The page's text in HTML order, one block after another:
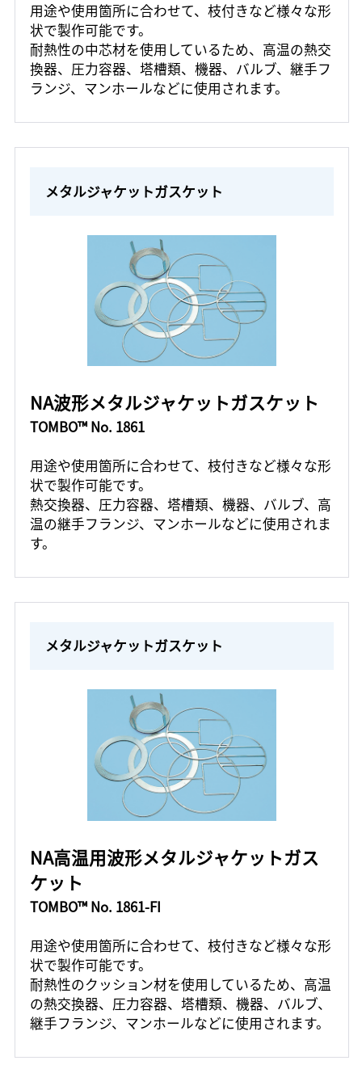
用途や使用箇所に合わせて、枝付きなど様々な形
状で製作可能です。
耐熱性の中芯材を使用しているため、高温の熱交
換器、圧力容器、塔槽類、機器、バルブ、継手フ
ランジ、マンホールなどに使用されます。
メタルジャケットガスケット
NA波形メタルジャケットガスケット
TOMBO™ No. 1861
用途や使用箇所に合わせて、枝付きなど様々な形
状で製作可能です。
熱交換器、圧力容器、塔槽類、機器、バルブ、高
温の継手フランジ、マンホールなどに使用されま
す。
メタルジャケットガスケット
NA高温用波形メタルジャケットガス
ケット
TOMBO™ No. 1861-FI
用途や使用箇所に合わせて、枝付きなど様々な形
状で製作可能です。
耐熱性のクッション材を使用しているため、高温
の熱交換器、圧力容器、塔槽類、機器、バルブ、
継手フランジ、マンホールなどに使用されます。